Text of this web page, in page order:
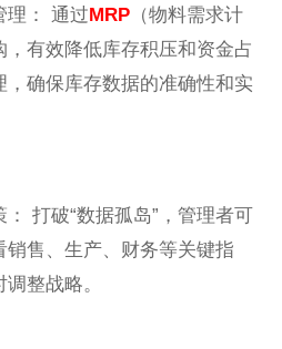
： 通过MRP （物料需求计
有效降低库存积压和资金占
确保库存数据的准确性和实
打破“数据孤岛”，管理者可
销售、生产、财务等关键指
整战略。